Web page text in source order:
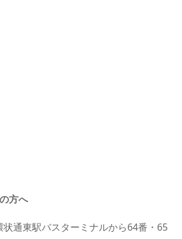
方へ
通東駅バスターミナルから64番・65